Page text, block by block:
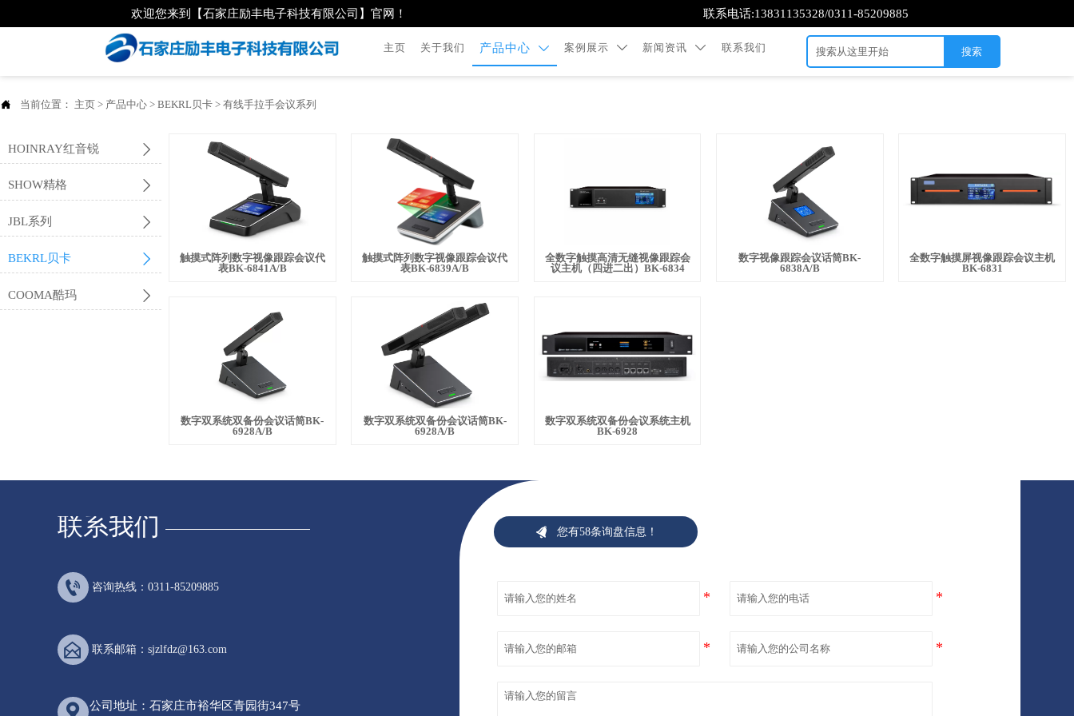
欢迎您来到【石家庄励丰电子科技有限公司】官网！ 联系电话:13831135328/0311-85209885
主页 关于我们 产品中心  案例展示  新闻资讯  联系我们 搜索
 当前位置： 主页 > 产品中心 > BEKRL贝卡 > 有线手拉手会议系列
HOINRAY红音锐 
SHOW精格 
JBL系列 
BEKRL贝卡 
COOMA酷玛 
触摸式阵列数字视像跟踪会议代
表BK-6841A/B
触摸式阵列数字视像跟踪会议代
表BK-6839A/B
全数字触摸高清无缝视像跟踪会
议主机（四进二出）BK-6834
数字视像跟踪会议话筒BK-
6838A/B
全数字触摸屏视像跟踪会议主机
BK-6831
数字双系统双备份会议话筒BK-
6928A/B
数字双系统双备份会议话筒BK-
6928A/B
数字双系统双备份会议系统主机
BK-6928
联系我们
 咨询热线：0311-85209885
 联系邮箱：sjzlfdz@163.com
公司地址：石家庄市裕华区青园街347号
 您有58条询盘信息！